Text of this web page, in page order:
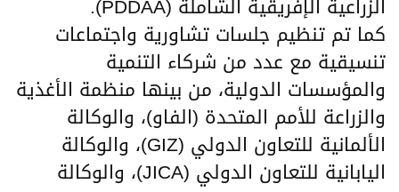
الزراعية الإفريقية الشاملة (PDDAA).
كما تم تنظيم جلسات تشاورية واجتماعات
تنسيقية مع عدد من شركاء التنمية
والمؤسسات الدولية، من بينها منظمة الأغذية
والزراعة للأمم المتحدة (الفاو)، والوكالة
الألمانية للتعاون الدولي (GIZ)، والوكالة
اليابانية للتعاون الدولي (JICA)، والوكالة